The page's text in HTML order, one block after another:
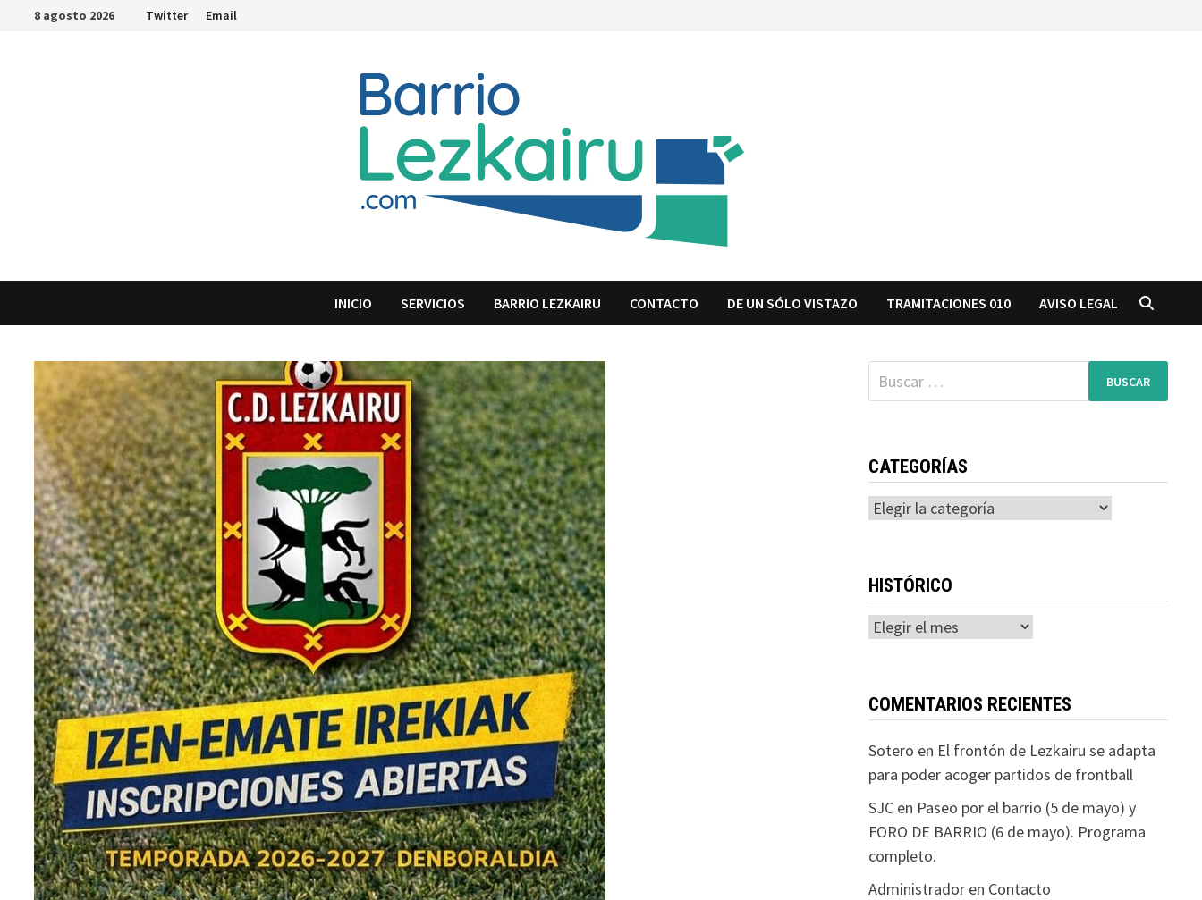
Saltar8 agosto 2026 Twitter Email
INICIO SERVICIOS BARRIO LEZKAIRU CONTACTO DE UN SÓLO VISTAZO TRAMITACIONES 010 AVISO LEGAL
Buscar:
CATEGORÍAS
Categorías
HISTÓRICO
Histórico
COMENTARIOS RECIENTES
Sotero en El frontón de Lezkairu se adapta
para poder acoger partidos de frontball
SJCen Paseo por el barrio (5 de mayo) y
FORO DE BARRIO (6 de mayo). Programa
completo.
Administradoren Contacto